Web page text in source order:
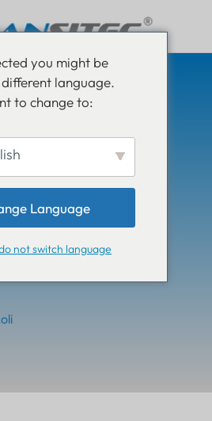
you might be
language.
to change to:
Language
not switch language